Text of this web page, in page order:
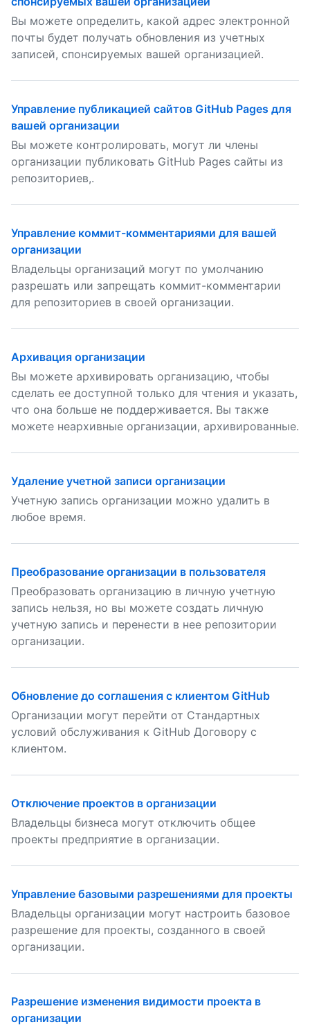
Вы можете определить, какой адрес электронной
почты будет получать обновления из учетных
записей, спонсируемых вашей организацией.
Управление публикацией сайтов GitHub Pages для
вашей организации
Вы можете контролировать, могут ли члены
организации публиковать GitHub Pages сайты из
репозиториев,.
Управление коммит-комментариями для вашей
организации
Владельцы организаций могут по умолчанию
разрешать или запрещать коммит-комментарии
для репозиториев в своей организации.
Архивация организации
Вы можете архивировать организацию, чтобы
сделать ее доступной только для чтения и указать,
что она больше не поддерживается. Вы также
можете неархивные организации, архивированные.
Удаление учетной записи организации
Учетную запись организации можно удалить в
любое время.
Преобразование организации в пользователя
Преобразовать организацию в личную учетную
запись нельзя, но вы можете создать личную
учетную запись и перенести в нее репозитории
организации.
Обновление до соглашения с клиентом GitHub
Организации могут перейти от Стандартных
условий обслуживания к GitHub Договору с
клиентом.
Отключение проектов в организации
Владельцы бизнеса могут отключить общее
проекты предприятие в организации.
Управление базовыми разрешениями для проекты
Владельцы организации могут настроить базовое
разрешение для проекты, созданного в своей
организации.
Разрешение изменения видимости проекта в
организации